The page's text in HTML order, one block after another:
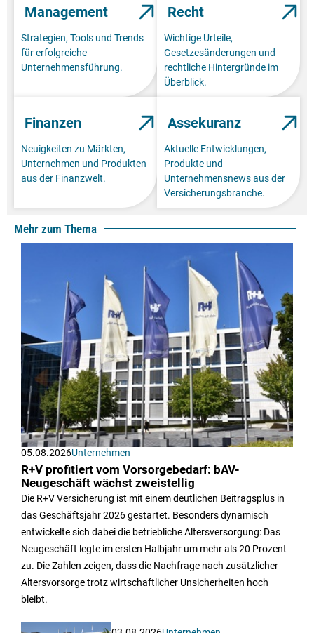
Management
Strategien, Tools und Trends
für erfolgreiche
Unternehmensführung.
Recht
Wichtige Urteile,
Gesetzesänderungen und
rechtliche Hintergründe im
Überblick.
Finanzen
Neuigkeiten zu Märkten,
Unternehmen und Produkten
aus der Finanzwelt.
Assekuranz
Aktuelle Entwicklungen,
Produkte und
Unternehmensnews aus der
Versicherungsbranche.
Mehr zum Thema
05.08.2026Unternehmen
R+V profitiert vom Vorsorgebedarf: bAV-
Neugeschäft wächst zweistellig
Die R+V Versicherung ist mit einem deutlichen Beitragsplus in
das Geschäftsjahr 2026 gestartet. Besonders dynamisch
entwickelte sich dabei die betriebliche Altersversorgung: Das
Neugeschäft legte im ersten Halbjahr um mehr als 20 Prozent
zu. Die Zahlen zeigen, dass die Nachfrage nach zusätzlicher
Altersvorsorge trotz wirtschaftlicher Unsicherheiten hoch
bleibt.